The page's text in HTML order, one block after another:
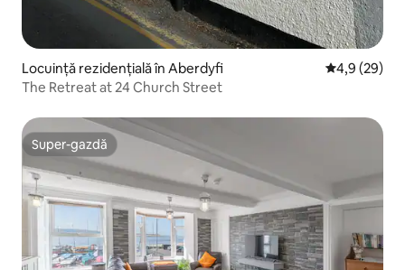
Locuință rezidențială în Aberdyfi Scor mediu
4,9 (29)
The Retreat at 24 Church Street
Super-gazdă
Super-gazdă